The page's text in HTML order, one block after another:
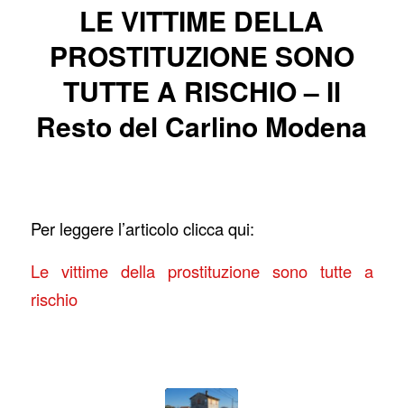
LE VITTIME DELLA
PROSTITUZIONE SONO
TUTTE A RISCHIO – Il
Resto del Carlino Modena
Per leggere l’articolo clicca qui:
Le vittime della prostituzione sono tutte a
rischio